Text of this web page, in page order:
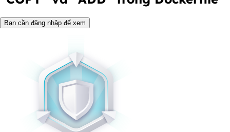
Bạn cần đăng nhập để xem